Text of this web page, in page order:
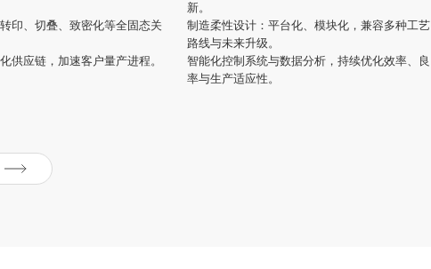
印、切叠、致密化等全固态关
供应链，加速客户量产进程。
新。
制造柔性设计：平台化、模块化，兼容多种工艺
路线与未来升级。
智能化控制系统与数据分析，持续优化效率、良
率与生产适应性。